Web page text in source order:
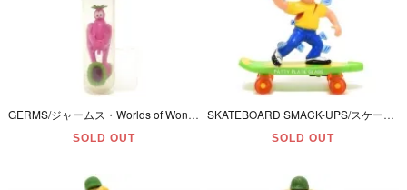
GERMS/ジャームス・Worlds of Wonder(WOW)社・PVC Figures/フィギュア 「Muggywumpiosus/マギーワンピオサス・試験管ケース付き」 1988年
SOLD OUT
SKATEBOARD SMACK-UPS/スケートボード・スマックアップス・Figures/フィギュア 「PATTY PLATE GLASS/パティプレートグラス」 1986年
SOLD OUT